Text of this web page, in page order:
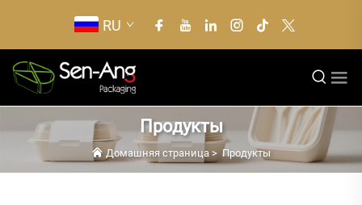
RU
Продукты
Домашняя страница > Продукты